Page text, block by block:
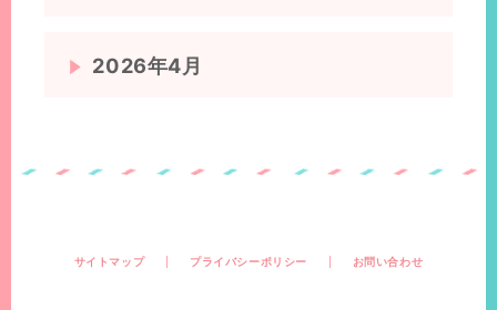
2026年4月
サイトマップ プライバシーポリシー お問い合わせ